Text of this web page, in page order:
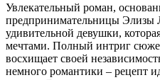
Увлекательный роман,
предпринимательницы Элизы
удивительной девушки,
мечтами. Полный интриг
восхищает своей
немного романтики – рецепт